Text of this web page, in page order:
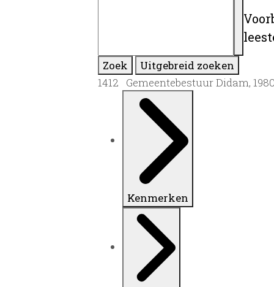
Zoek
Uitgebreid zoeken
1412 Gemeentebestuur Didam,
Kenmerken